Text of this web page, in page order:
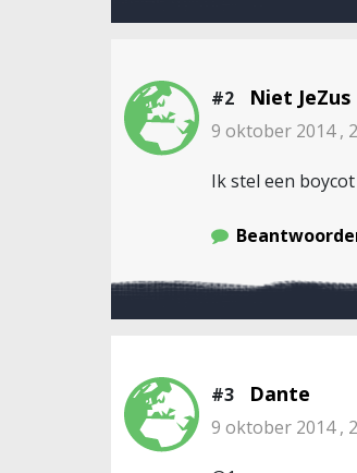
#2 Niet JeZus
9 oktober 2014 ,
Ik stel een
#3 Dante
9 oktober 2014 ,